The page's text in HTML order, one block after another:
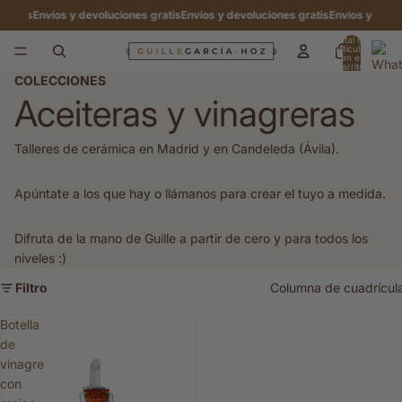
gratisEnvíos y devoluciones gratisEnvíos y devoluciones gratisEnvíos y
Total de
artículos
en el
carrito:
COLECCIONES
Aceiteras y vinagreras
Talleres de cerámica en Madrid y en Candeleda (Ávila).
Apúntate a los que hay o llámanos para crear el tuyo a medida.
Difruta de la mano de Guille a partir de cero y para todos los
niveles :)
Filtro
Columna de
Botella
de
vinagre
con